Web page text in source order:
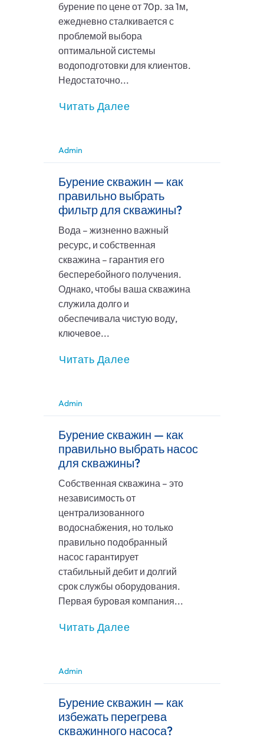
бурение по цене от 70р. за 1м,
ежедневно сталкивается с
проблемой выбора
оптимальной системы
водоподготовки для клиентов.
Недостаточно...
Читать Далее
Admin
Бурение скважин — как
правильно выбрать
фильтр для скважины?
Вода – жизненно важный
ресурс, и собственная
скважина – гарантия его
бесперебойного получения.
Однако, чтобы ваша скважина
служила долго и
обеспечивала чистую воду,
ключевое...
Читать Далее
Admin
Бурение скважин — как
правильно выбрать насос
для скважины?
Собственная скважина – это
независимость от
централизованного
водоснабжения, но только
правильно подобранный
насос гарантирует
стабильный дебит и долгий
срок службы оборудования.
Первая буровая компания...
Читать Далее
Admin
Бурение скважин — как
избежать перегрева
скважинного насоса?